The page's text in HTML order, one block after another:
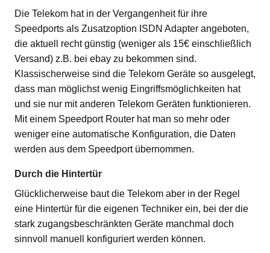
Die Telekom hat in der Vergangenheit für ihre
Speedports als Zusatzoption ISDN Adapter angeboten,
die aktuell recht günstig (weniger als 15€ einschließlich
Versand) z.B. bei ebay zu bekommen sind.
Klassischerweise sind die Telekom Geräte so ausgelegt,
dass man möglichst wenig Eingriffsmöglichkeiten hat
und sie nur mit anderen Telekom Geräten funktionieren.
Mit einem Speedport Router hat man so mehr oder
weniger eine automatische Konfiguration, die Daten
werden aus dem Speedport übernommen.
Durch die Hintertür
Glücklicherweise baut die Telekom aber in der Regel
eine Hintertür für die eigenen Techniker ein, bei der die
stark zugangsbeschränkten Geräte manchmal doch
sinnvoll manuell konfiguriert werden können.